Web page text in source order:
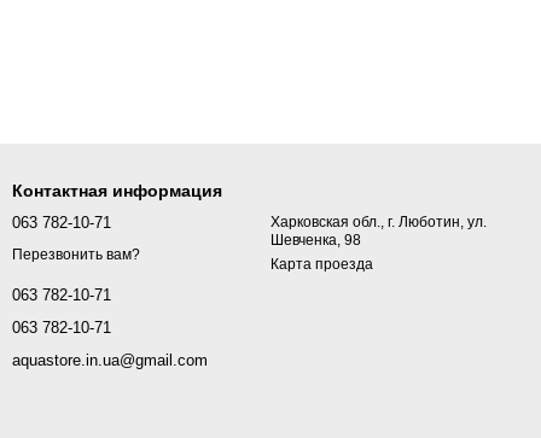
Контактная информация
063 782-10-71
Перезвонить вам?
063 782-10-71
063 782-10-71
aquastore.in.ua@gmail.com
Харковская обл., г. Люботин, ул.
Шевченка, 98
Карта проезда